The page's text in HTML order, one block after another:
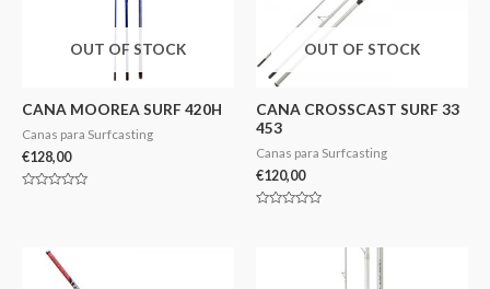
OUT OF STOCK
CANA MOOREA SURF 420H
Canas para Surfcasting
€128,00
OUT OF STOCK
CANA CROSSCAST SURF 33
453
Canas para Surfcasting
€120,00